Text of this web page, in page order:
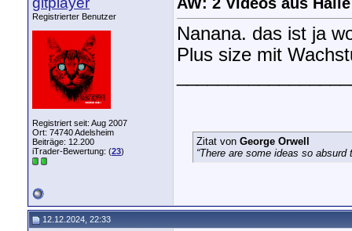
Registrierter Benutzer
Registriert seit: Aug 2007
Ort: 74740 Adelsheim
Beiträge: 12.200
iTrader-Bewertung: (23)
Nanana. das ist ja
Plus size mit
Zitat von George Orwell
“There are some ideas so
12.12.2024, 22:33